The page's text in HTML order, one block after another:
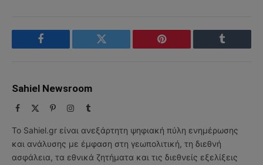
Facebook Twitter Pinterest Tumblr
Sahiel Newsroom
Facebook PinterestInstagram
Tumblr
Το Sahiel.gr είναι ανεξάρτητη ψηφιακή πύλη ενημέρωσης
και ανάλυσης με έμφαση στη γεωπολιτική, τη διεθνή
ασφάλεια, τα εθνικά ζητήματα και τις διεθνείς εξελίξεις